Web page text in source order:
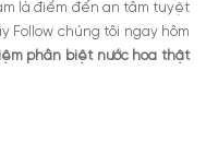
là điểm đến an tâm tuyệt
Follow chúng tôi ngay hôm
phân biệt nước hoa thật